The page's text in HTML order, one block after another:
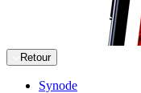
Retour
Synode